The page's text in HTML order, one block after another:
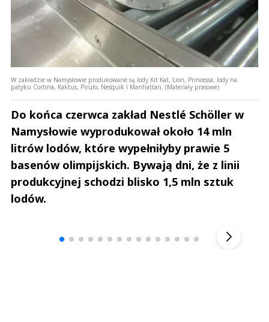
W zakładzie w Namysłowie produkowane są lody Kit Kat, Lion, Princessa, lody na
patyku Cortina, Kaktus, Pirulo, Nesquik i Manhattan. (Materiały prasowe)
Do końca czerwca zakład Nestlé Schöller w
Namysłowie wyprodukował około 14 mln
litrów lodów, które wypełniłyby prawie 5
basenów olimpijskich. Bywają dni, że z linii
produkcyjnej schodzi blisko 1,5 mln sztuk
lodów.